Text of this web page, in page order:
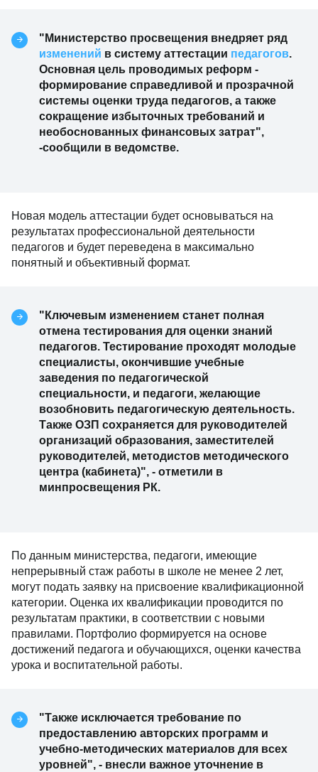
"Министерство просвещения внедряет ряд
изменений в систему аттестации педагогов.
Основная цель проводимых реформ -
формирование справедливой и прозрачной
системы оценки труда педагогов, а также
сокращение избыточных требований и
необоснованных финансовых затрат",
-сообщили в ведомстве.
Новая модель аттестации будет основываться на
результатах профессиональной деятельности
педагогов и будет переведена в максимально
понятный и объективный формат.
"Ключевым изменением станет полная
отмена тестирования для оценки знаний
педагогов. Тестирование проходят молодые
специалисты, окончившие учебные
заведения по педагогической
специальности, и педагоги, желающие
возобновить педагогическую деятельность.
Также ОЗП сохраняется для руководителей
организаций образования, заместителей
руководителей, методистов методического
центра (кабинета)", - отметили в
минпросвещения РК.
По данным министерства, педагоги, имеющие
непрерывный стаж работы в школе не менее 2 лет,
могут подать заявку на присвоение квалификационной
категории. Оценка их квалификации проводится по
результатам практики, в соответствии с новыми
правилами. Портфолио формируется на основе
достижений педагога и обучающихся, оценки качества
урока и воспитательной работы.
"Также исключается требование по
предоставлению авторских программ и
учебно-методических материалов для всех
уровней", - внесли важное уточнение в